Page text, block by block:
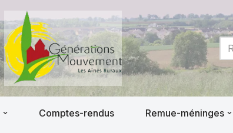
Comptes-rendus Remue-méninges